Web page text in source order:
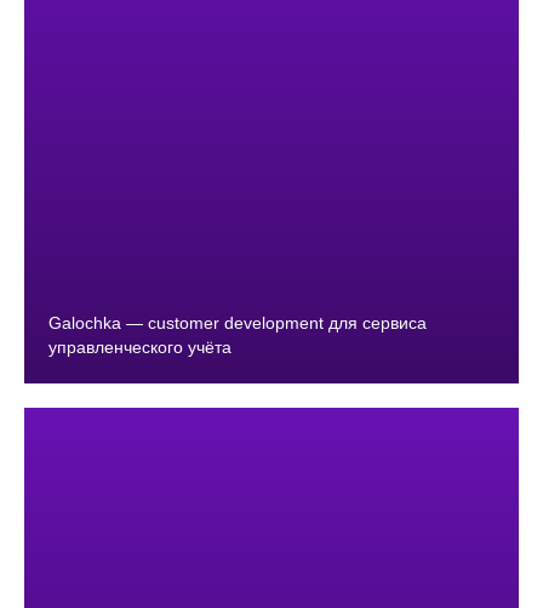
Galochka — customer development для сервиса
управленческого учёта